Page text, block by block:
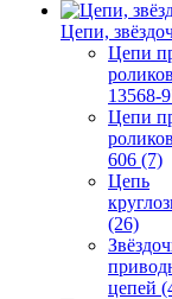
Цепи,
Цепи
13568-
Цепи
606 (7)
Цепь
(26)
цепей